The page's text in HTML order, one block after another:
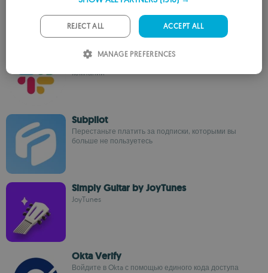
Slack
компании
Subpilot
Перестаньте платить за подписки, которыми вы
больше не пользуетесь
Simply Guitar by JoyTunes
JoyTunes
Okta Verify
Войдите в Okta с помощью единого кода доступа
ACCEPT ALL
REJECT ALL
MANAGE PREFERENCES